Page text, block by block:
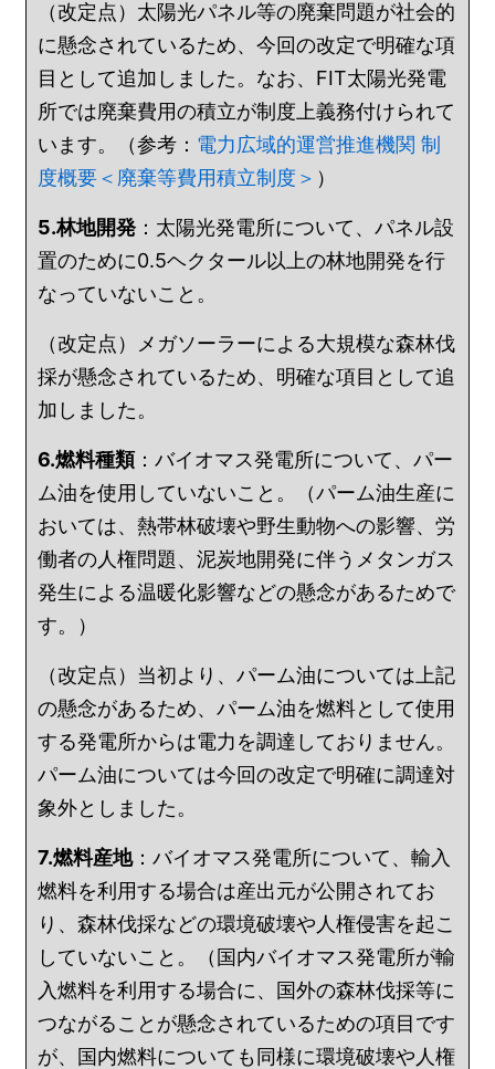
（改定点）太陽光パネル等の廃棄問題が社会的
に懸念されているため、今回の改定で明確な項
目として追加しました。なお、FIT太陽光発電
所では廃棄費用の積立が制度上義務付けられて
います。（参考： 電力広域的運営推進機関 制
度概要＜廃棄等費用積立制度＞ ）
5.林地開発 ：太陽光発電所について、パネル設
置のために0.5ヘクタール以上の林地開発を行
なっていないこと。
（改定点）メガソーラーによる大規模な森林伐
採が懸念されているため、明確な項目として追
加しました。
6.燃料種類：バイオマス発電所について、パー
ム油を使用していないこと。（パーム油生産に
おいては、熱帯林破壊や野生動物への影響、労
働者の人権問題、泥炭地開発に伴うメタンガス
発生による温暖化影響などの懸念があるためで
す。）
（改定点）当初より、パーム油については上記
の懸念があるため、パーム油を燃料として使用
する発電所からは電力を調達しておりません。
パーム油については今回の改定で明確に調達対
象外としました。
7.燃料産地：バイオマス発電所について、輸入
燃料を利用する場合は産出元が公開されてお
り、森林伐採などの環境破壊や人権侵害を起こ
していないこと。（国内バイオマス発電所が輸
入燃料を利用する場合に、国外の森林伐採等に
つながることが懸念されているための項目です
が、国内燃料についても同様に環境破壊や人権